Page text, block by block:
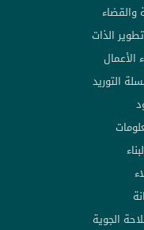
والقضاء
الذات
الأعمال
التوريد
الجوية